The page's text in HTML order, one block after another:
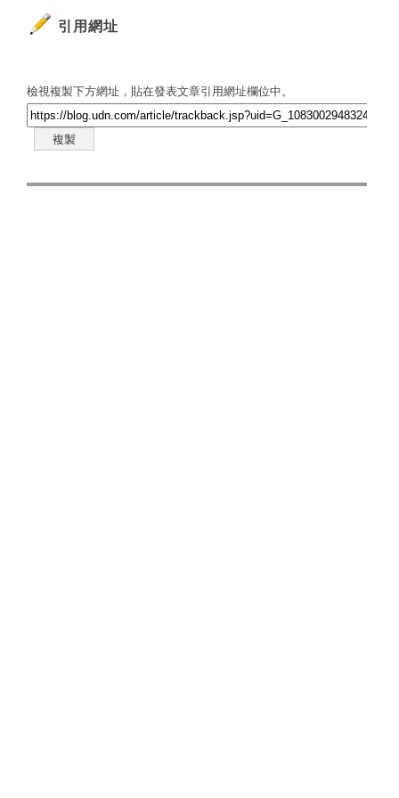
引用網址
檢視複製下方網址，貼在發表文章引用網址欄位中。
複製